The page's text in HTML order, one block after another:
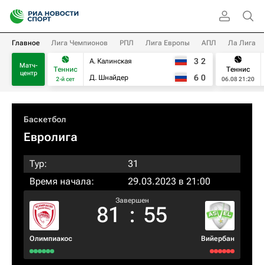
Главное Лига Чемпионов РПЛ Лига Европы АПЛ Ла Лига
Матч-
центр
Теннис
2-й сет
А. Калинская
Д. Шнайдер
3 2
6 0
Теннис
06.08 21:20
Баскетбол
Евролига
Тур:
31
Время начала:
29.03.2023 в 21:00
Олимпиакос
Завершен
81 : 55
Вийербан